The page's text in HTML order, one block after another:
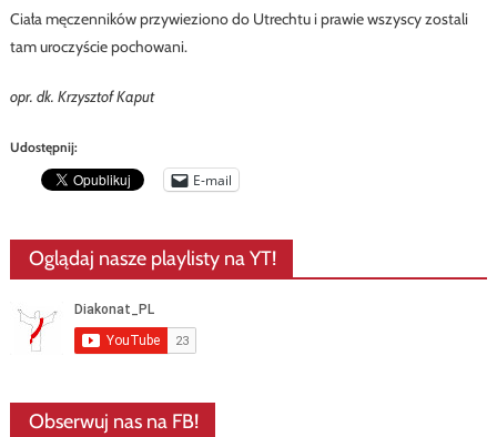
Ciała męczenników przywieziono do Utrechtu i prawie wszyscy zostali
tam uroczyście pochowani.
opr. dk. Krzysztof Kaput
Udostępnij:
E-mail
Oglądaj nasze playlisty na YT!
Obserwuj nas na FB!